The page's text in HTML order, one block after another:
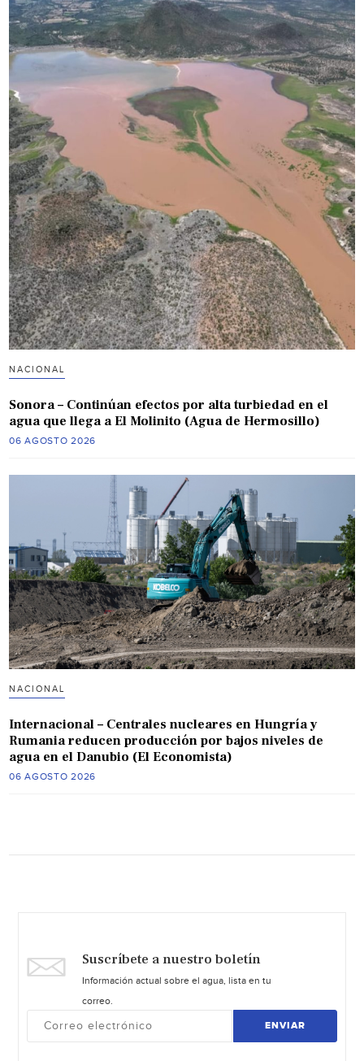
NACIONAL
Sonora – Continúan efectos por alta turbiedad en el
agua que llega a El Molinito (Agua de Hermosillo)
06 AGOSTO 2026
NACIONAL
Internacional – Centrales nucleares en Hungría y
Rumania reducen producción por bajos niveles de
agua en el Danubio (El Economista)
06 AGOSTO 2026
Suscríbete a nuestro boletín
Información actual sobre el agua, lista en tu
correo.
ENVIAR